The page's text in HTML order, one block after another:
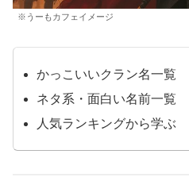
※うーもカフェイメージ
かっこいいクラン名一覧
ネタ系・面白い名前一覧
人気ランキングから学ぶ